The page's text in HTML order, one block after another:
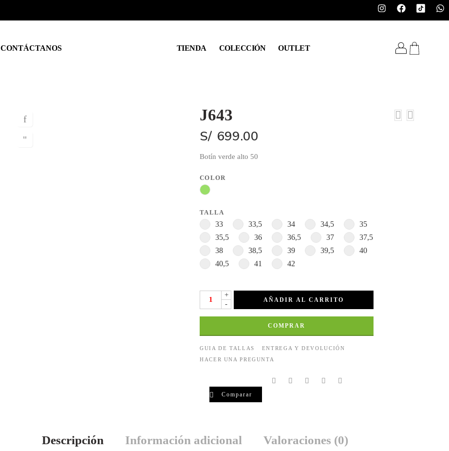
CONTÁCTANOS TIENDA COLECCIÓN OUTLET
J643
S/ 699.00
Botín verde alto 50
COLOR
TALLA
33 33,5 34 34,5
35
35,5
36 36,5 37
37,5
38
38,5 39 39,5
40
40,5
41 42
+
-
AÑADIR AL CARRITO
COMPRAR
GUIA DE TALLAS
ENTREGA Y DEVOLUCIÓN
HACER UNA PREGUNTA
Comparar
Descripción Información adicional Valoraciones (0)